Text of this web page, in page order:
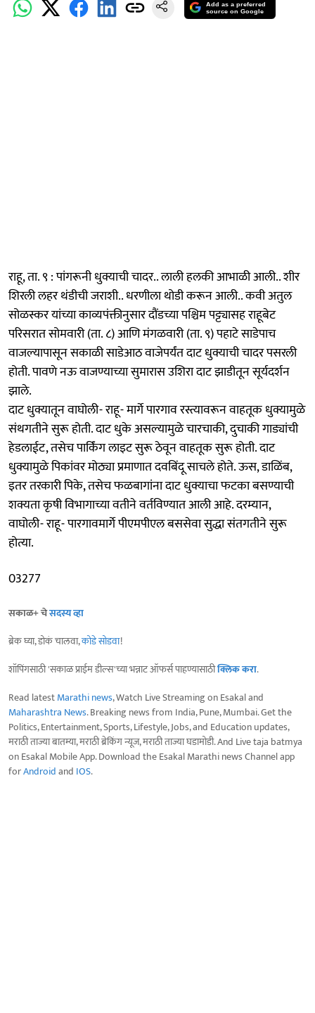
Add as a preferred
source on Google
राहू, ता. ९ : पांगरूनी धुक्याची चादर.. लाली हलकी आभाळी आली.. शीर
शिरली लहर थंडीची जराशी.. धरणीला थोडी करून आली.. कवी अतुल
सोळस्कर यांच्या काव्यपंक्तीनुसार दौंडच्या पश्चिम पट्ट्यासह राहूबेट
परिसरात सोमवारी (ता. ८) आणि मंगळवारी (ता. ९) पहाटे साडेपाच
वाजल्यापासून सकाळी साडेआठ वाजेपर्यंत दाट धुक्याची चादर पसरली
होती. पावणे नऊ वाजण्याच्या सुमारास उशिरा दाट झाडीतून सूर्यदर्शन
झाले.
दाट धुक्यातून वाघोली- राहू- मार्गे पारगाव रस्त्यावरून वाहतूक धुक्यामुळे
संथगतीने सुरू होती. दाट धुके असल्यामुळे चारचाकी, दुचाकी गाड्यांची
हेडलाईट, तसेच पार्किंग लाइट सुरू ठेवून वाहतूक सुरू होती. दाट
धुक्यामुळे पिकांवर मोठ्या प्रमाणात दवबिंदू साचले होते. ऊस, डाळिंब,
इतर तरकारी पिके, तसेच फळबागांना दाट धुक्याचा फटका बसण्याची
शक्यता कृषी विभागाच्या वतीने वर्तविण्यात आली आहे. दरम्यान,
वाघोली- राहू- पारगावमार्गे पीएमपीएल बससेवा सुद्धा संतगतीने सुरू
होत्या.
03277
सकाळ+ चेसदस्य व्हा
ब्रेक घ्या, डोकं चालवा,कोडे सोडवा!
शॉपिंगसाठी 'सकाळ प्राईम डील्स'च्या भन्नाट ऑफर्स पाहण्यासाठीक्लिक करा.
Read latestMarathi news, Watch Live Streaming on Esakal and
Maharashtra News. Breaking news from India, Pune, Mumbai. Get the
Politics, Entertainment, Sports, Lifestyle, Jobs, and Education updates,
मराठी ताज्या बातम्या, मराठी ब्रेकिंग न्यूज, मराठी ताज्या घडामोडी. And Live taja batmya
on Esakal Mobile App. Download the Esakal Marathi news Channel app
forAndroidand IOS.